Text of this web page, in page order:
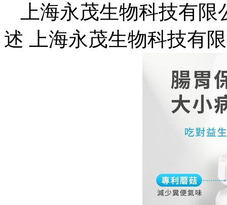
上海永茂生物科技有
述 上海永茂生物科技有